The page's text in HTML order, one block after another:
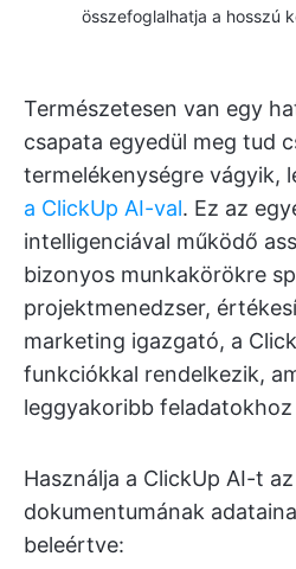
összefoglalhatja a hosszú
Természetesen van egy
csapata egyedül meg tud
termelékenységre vágyik,
a ClickUp AI-val. Ez az
intelligenciával működő
bizonyos munkakörökre
projektmenedzser,
marketing igazgató, a
funkciókkal rendelkezik,
leggyakoribb
Használja a ClickUp AI-t
dokumentumának
beleértve: